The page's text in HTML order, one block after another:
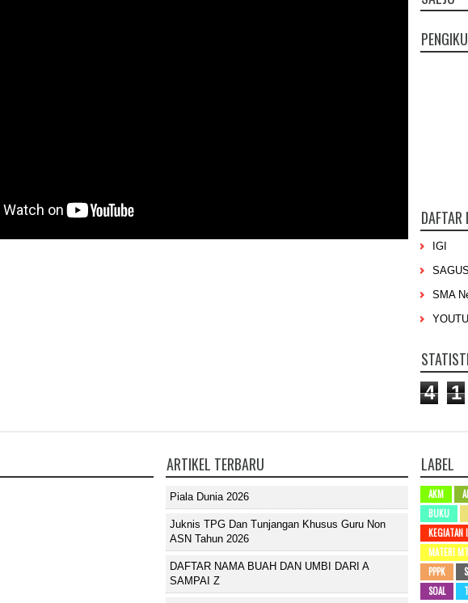
DAFTAR
IGI
SMA
4 1
ARTIKEL TERBARU
Piala Dunia 2026
Juknis TPG Dan Tunjangan Khusus Guru Non
ASN Tahun 2026
DAFTAR NAMA BUAH DAN UMBI DARI A
SAMPAI Z
LABEL
AKM
BUKU
KEGIATAN
MATERI
PPPK
SOAL